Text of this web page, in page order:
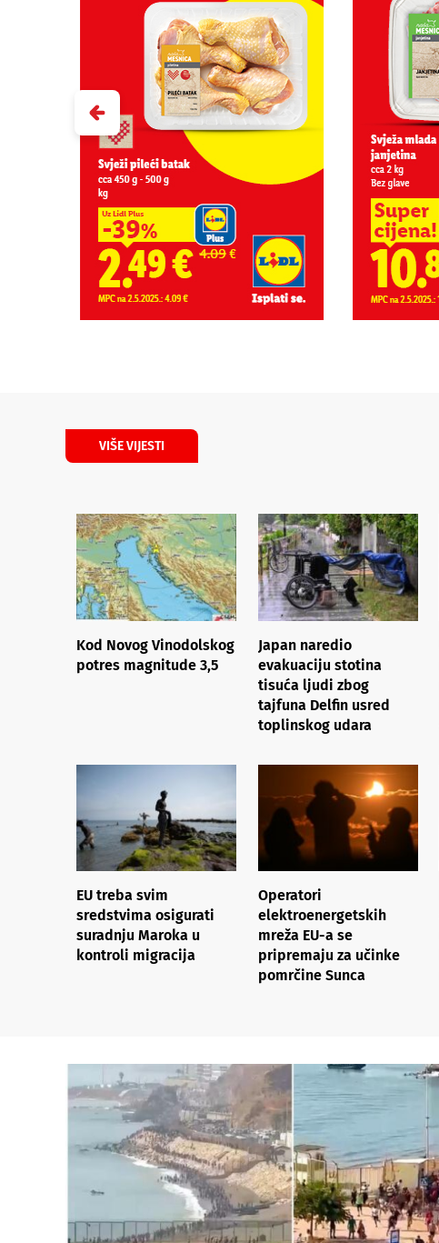
VIŠE VIJESTI
Kod Novog Vinodolskog
potres magnitude 3,5
Japan naredio
evakuaciju stotina
tisuća ljudi zbog
tajfuna Delfin usred
toplinskog udara
EU treba svim
sredstvima osigurati
suradnju Maroka u
kontroli migracija
Operatori
elektroenergetskih
mreža EU-a se
pripremaju za učinke
pomrčine Sunca